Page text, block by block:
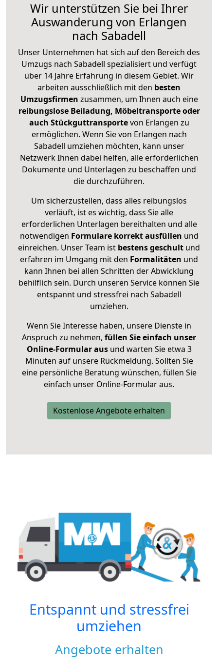
Wir unterstützen Sie bei Ihrer
Auswanderung von Erlangen
nach Sabadell
Unser Unternehmen hat sich auf den Bereich des
Umzugs nach Sabadell spezialisiert und verfügt
über 14 Jahre Erfahrung in diesem Gebiet. Wir
arbeiten ausschließlich mit den besten
Umzugsfirmen zusammen, um Ihnen auch eine
reibungslose Beiladung, Möbeltransporte oder
auch Stückguttransportevon Erlangen zu
ermöglichen. Wenn Sie von Erlangen nach
Sabadell umziehen möchten, kann unser
Netzwerk Ihnen dabei helfen, alle erforderlichen
Dokumente und Unterlagen zu beschaffen und
die durchzuführen.
Um sicherzustellen, dass alles reibungslos
verläuft, ist es wichtig, dass Sie alle
erforderlichen Unterlagen bereithalten und alle
notwendigen Formulare korrekt ausfüllen und
einreichen. Unser Team ist bestens geschult und
erfahren im Umgang mit den Formalitäten und
kann Ihnen bei allen Schritten der Abwicklung
behilflich sein. Durch unseren Service können Sie
entspannt und stressfrei nach Sabadell
umziehen.
Wenn Sie Interesse haben, unsere Dienste in
Anspruch zu nehmen, füllen Sie einfach unser
Online-Formular ausund warten Sie etwa 3
Minuten auf unsere Rückmeldung. Sollten Sie
eine persönliche Beratung wünschen, füllen Sie
einfach unser Online-Formular aus.
Kostenlose Angebote erhalten
Entspannt und stressfrei
umziehen
Angebote erhalten